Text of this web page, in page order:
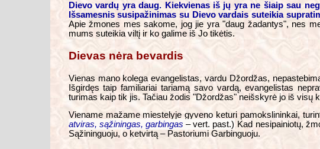
Dievo vardų yra daug. Kiekvienas iš jų yra ne šiaip sau
Išsamesnis susipažinimas su Dievo vardais suteikia
Apie žmones mes sakome, jog jie yra "daug žadantys", nes
mums suteikia viltį ir ko galime iš Jo tikėtis.
Dievas nėra bevardis
Vienas mano kolega evangelistas, vardu Džordžas,
Išgirdęs taip familiariai tariamą savo vardą, evangelistas
turimas kaip tik jis. Tačiau žodis "Džordžas" neišskyrė jo iš visų
Viename mažame miestelyje gyveno keturi pamokslininkai,
atviras, sąžiningas, garbingas – vert. past.) Kad nesipainiotų,
Sąžininguoju, o ketvirtą – Pastoriumi Garbinguoju.